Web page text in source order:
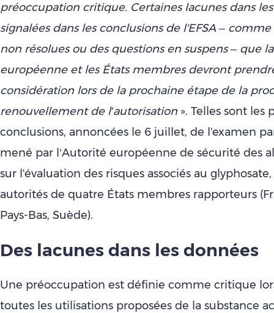
préoccupation critique. Certaines lacunes dans
signalées dans les conclusions de l'EFSA –
non résolues ou des questions en suspens – que
européenne et les États membres devront
considération lors de la prochaine étape de la
renouvellement de l’autorisation ». Telles sont les
conclusions, annoncées le 6 juillet, de l'examen
mené par l’Autorité européenne de sécurité des
sur l'évaluation des risques associés au
autorités de quatre États membres rapporteurs
Pays-Bas, Suède).
Des lacunes dans les données
Une préoccupation est définie comme critique
toutes les utilisations proposées de la substance